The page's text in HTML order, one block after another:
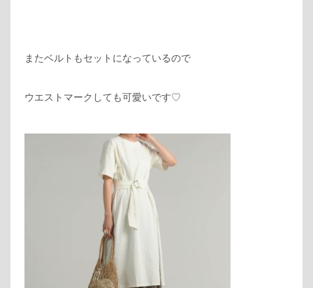
またベルトもセットになっているので
ウエストマークしても可愛いです♡